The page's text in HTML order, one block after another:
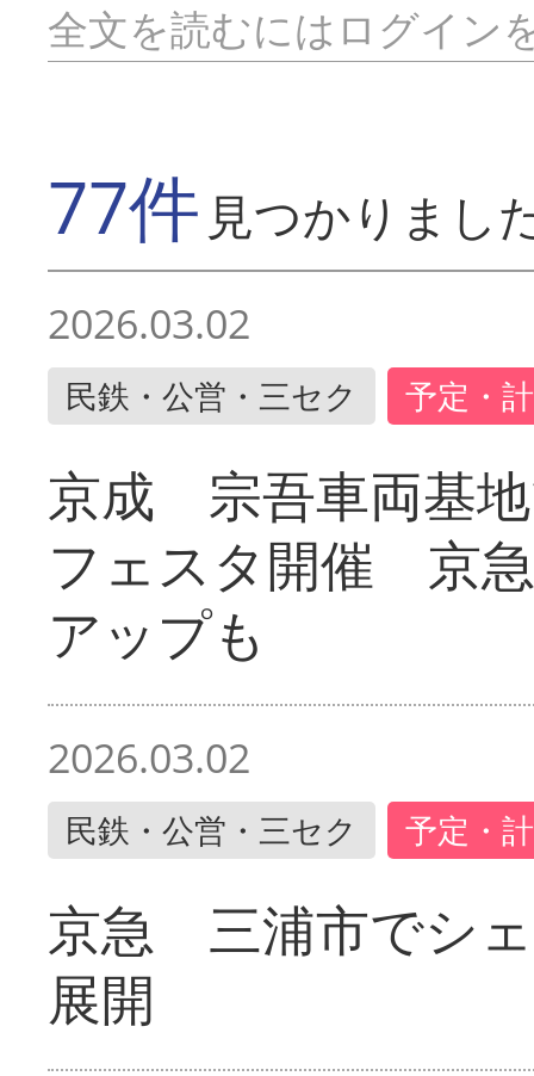
全文を読むにはログイン
77件 見つかりまし
2026.03.02
民鉄・公営・三セク 予定・
京成 宗吾車両基
フェスタ開催 京
アップも
2026.03.02
民鉄・公営・三セク 予定・
京急 三浦市でシ
展開